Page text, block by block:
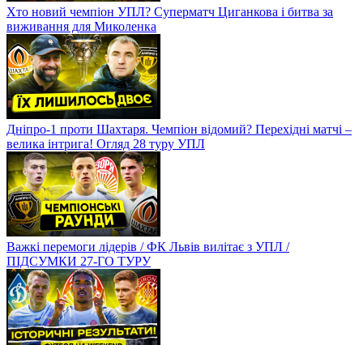
Хто новий чемпіон УПЛ? Суперматч Циганкова і битва за
виживання для Миколенка
Дніпро-1 проти Шахтаря. Чемпіон відомий? Перехідні матчі –
велика інтрига! Огляд 28 туру УПЛ
Важкі перемоги лідерів / ФК Львів вилітає з УПЛ /
ПІДСУМКИ 27-ГО ТУРУ